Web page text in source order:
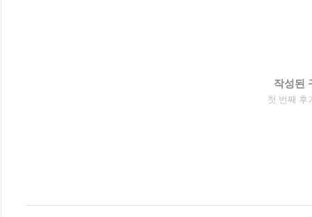
작성된
첫 번째 후